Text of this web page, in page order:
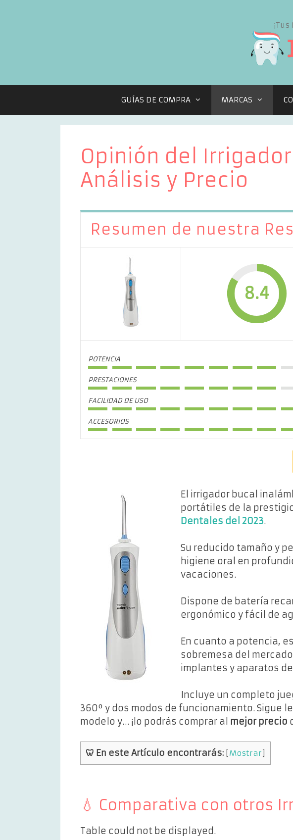
GUÍAS DE COMPRA MARCAS
Opinión del Irrigador
Análisis y Precio
Resumen de nuestra
8.4
POTENCIA
PRESTACIONES
FACILIDAD DE USO
ACCESORIOS
El irrigador bucal
portátiles de la
Dentales del 2023.
Su reducido tamaño y
higiene oral en
vacaciones.
Dispone de batería
ergonómico y fácil de
En cuanto a potencia,
sobremesa del
implantes y aparatos
Incluye un completo
360º y dos modos de funcionamiento. Sigue
modelo y… ¡lo podrás comprar al mejor precio
🦷 En este Artículo encontrarás: Mostrar]
💧 Comparativa con otros
Table could not be displayed.